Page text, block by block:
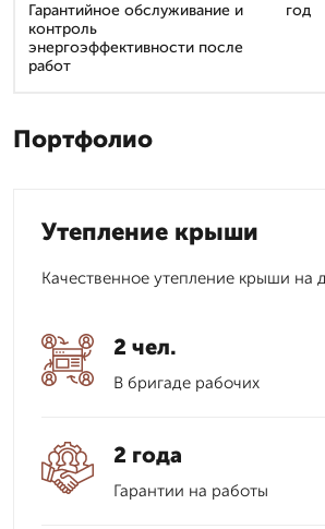
Гарантийное обслуживание и
контроль
энергоэффективности после
работ
год
Портфолио
Утепление крыши
Качественное утепление крыши на
2 чел.
В бригаде рабочих
2 года
Гарантии на работы